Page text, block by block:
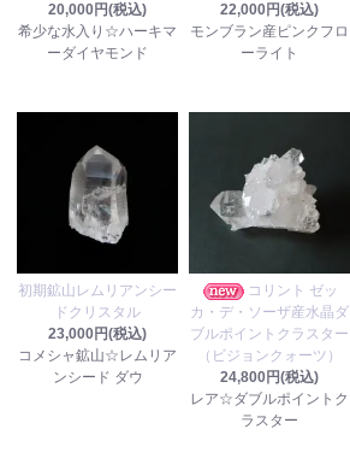
20,000円(税込)
希少な水入り☆ハーキマ
ーダイヤモンド
22,000円(税込)
モンブラン産ピンクフロ
ーライト
初期鉱山レムリアンシー
ドクリスタル
23,000円(税込)
コメシャ鉱山☆レムリア
ンシード ダウ
コリント ゼッ
カ・デ・ソーザ産水晶ダ
ブルポイントクラスター
（ビジョンクォーツ）
24,800円(税込)
レア☆ダブルポイントク
ラスター